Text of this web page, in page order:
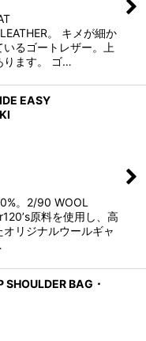
。 キメが細か
るゴートレザー。上
ります。 ゴ…
EASY
。2/90 WOOL
原料を使用し、高
リジナルウールギャ
BAG・